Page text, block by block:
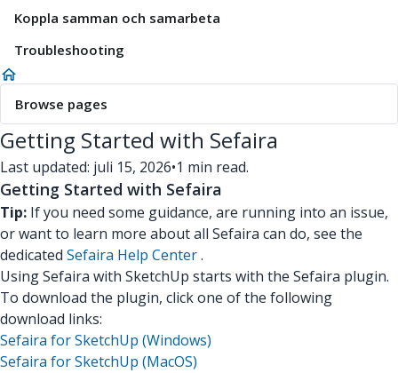
Koppla samman och samarbeta
Troubleshooting
Browse pages
Getting Started with Sefaira
Last updated: juli 15, 2026•1 min read.
Getting Started with Sefaira
Tip: If you need some guidance, are running into an issue,
or want to learn more about all Sefaira can do, see the
dedicated Sefaira Help Center.
Using Sefaira with SketchUp starts with the Sefaira plugin.
To download the plugin, click one of the following
download links:
Sefaira for SketchUp (Windows)
Sefaira for SketchUp (MacOS)